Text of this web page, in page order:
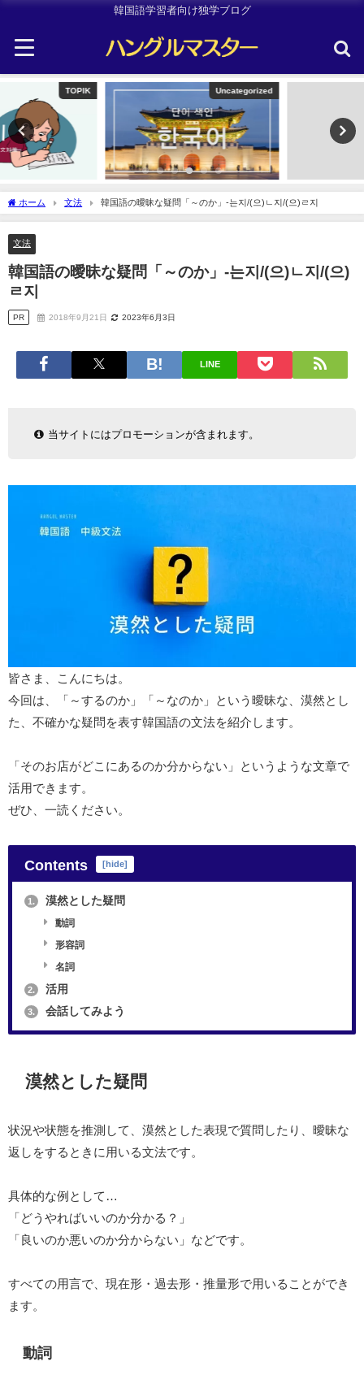
韓国語学習者向け独学ブログ
Uncategorized
ホーム 文法 韓国語の曖昧な疑問「～のか」-는지/(으)ㄴ지/(으)ㄹ지
文法
韓国語の曖昧な疑問「～のか」-는지/(으)ㄴ지/(으)
ㄹ지
PR 2018年9月21日 2023年6月3日
LINE
当サイトにはプロモーションが含まれます。
皆さま、こんにちは。
今回は、「～するのか」「～なのか」という曖昧な、漠然とし
た、不確かな疑問を表す韓国語の文法を紹介します。
「そのお店がどこにあるのか分からない」というような文章で
活用できます。
ぜひ、一読ください。
Contents hide
1. 漠然とした疑問
動詞
形容詞
名詞
2. 活用
3. 会話してみよう
漠然とした疑問
状況や状態を推測して、漠然とした表現で質問したり、曖昧な
返しをするときに用いる文法です。
具体的な例として…
「どうやればいいのか分かる？」
「良いのか悪いのか分からない」などです。
すべての用言で、現在形・過去形・推量形で用いることができ
ます。
動詞